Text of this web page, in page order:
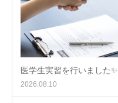
医学生実習を行いました✨
2026.08.10